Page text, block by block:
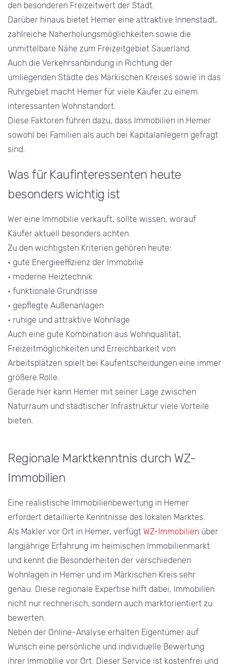
den besonderen Freizeitwert der Stadt.
Darüber hinaus bietet Hemer eine attraktive Innenstadt,
zahlreiche Naherholungsmöglichkeiten sowie die
unmittelbare Nähe zum Freizeitgebiet Sauerland.
Auch die Verkehrsanbindung in Richtung der
umliegenden Städte des Märkischen Kreises sowie in das
Ruhrgebiet macht Hemer für viele Käufer zu einem
interessanten Wohnstandort.
Diese Faktoren führen dazu, dass Immobilien in Hemer
sowohl bei Familien als auch bei Kapitalanlegern gefragt
sind.
Was für Kaufinteressenten heute
besonders wichtig ist
Wer eine Immobilie verkauft, sollte wissen, worauf
Käufer aktuell besonders achten.
Zu den wichtigsten Kriterien gehören heute:
• gute Energieeffizienz der Immobilie
• moderne Heiztechnik
• funktionale Grundrisse
• gepflegte Außenanlagen
• ruhige und attraktive Wohnlage
Auch eine gute Kombination aus Wohnqualität,
Freizeitmöglichkeiten und Erreichbarkeit von
Arbeitsplätzen spielt bei Kaufentscheidungen eine immer
größere Rolle.
Gerade hier kann Hemer mit seiner Lage zwischen
Naturraum und städtischer Infrastruktur viele Vorteile
bieten.
Regionale Marktkenntnis durch WZ-
Immobilien
Eine realistische Immobilienbewertung in Hemer
erfordert detaillierte Kenntnisse des lokalen Marktes.
Als Makler vor Ort in Hemer, verfügt WZ-Immobilien über
langjährige Erfahrung im heimischen Immobilienmarkt
und kennt die Besonderheiten der verschiedenen
Wohnlagen in Hemer und im Märkischen Kreis sehr
genau. Diese regionale Expertise hilft dabei, Immobilien
nicht nur rechnerisch, sondern auch marktorientiert zu
bewerten.
Neben der Online-Analyse erhalten Eigentümer auf
Wunsch eine persönliche und individuelle Bewertung
ihrer Immobilie vor Ort. Dieser Service ist kostenfrei und